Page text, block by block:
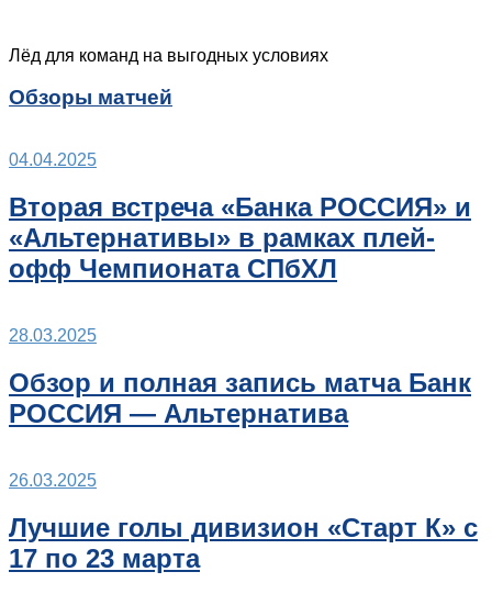
Лёд для команд на выгодных условиях
Обзоры матчей
04.04.2025
Вторая встреча «Банка РОССИЯ» и
«Альтернативы» в рамках плей-
офф Чемпионата СПбХЛ
28.03.2025
Обзор и полная запись матча Банк
РОССИЯ — Альтернатива
26.03.2025
Лучшие голы дивизион «Старт К» с
17 по 23 марта